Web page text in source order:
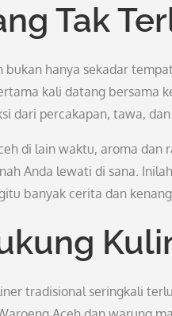
Tak
bukan hanya sekadar
kali datang bersama
dari percakapan, tawa,
di lain waktu, aroma dan
Anda lewati di sana.
banyak cerita dan
tradisional seringkali